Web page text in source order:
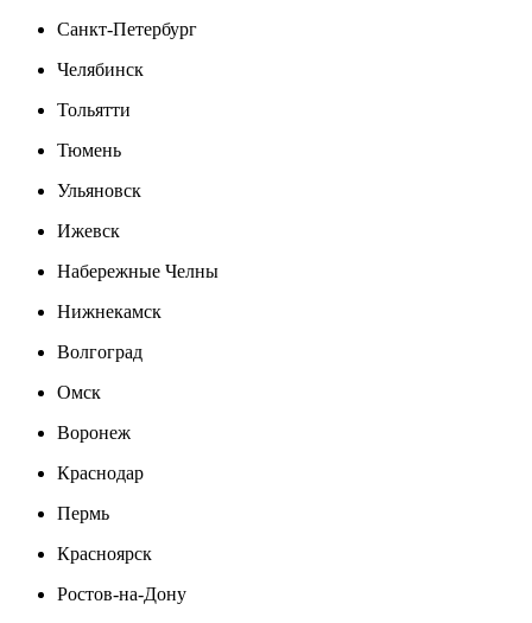
Санкт-Петербург
Челябинск
Тольятти
Тюмень
Ульяновск
Ижевск
Набережные Челны
Нижнекамск
Волгоград
Омск
Воронеж
Краснодар
Пермь
Красноярск
Ростов-на-Дону